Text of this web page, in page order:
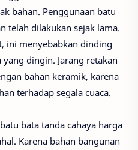
bahan. Penggunaan batu
telah dilakukan sejak lama.
ini menyebabkan dinding
dingin. Jarang retakan
bahan keramik, karena
terhadap segala cuaca.
bata tanda cahaya harga
Karena bahan bangunan